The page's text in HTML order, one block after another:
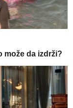
može da izdrži?